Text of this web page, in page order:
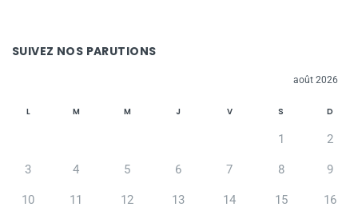
SUIVEZ NOS PARUTIONS
août 2026
L M M J V S D
1 2
3 4 5 6 7 8 9
10 11 12 13 14 15 16